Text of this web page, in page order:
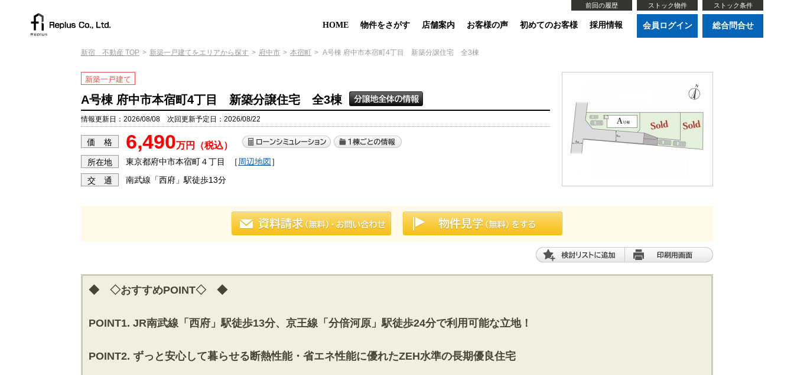
前回の履歴 ストック物件 ストック条件
会員ログイン 総合問合せ
HOME 物件をさがす 店舗案内 お客様の声 初めてのお客様 採用情報
新宿 不動産 TOP 新築一戸建てをエリアから探す 府中市 本宿町 A号棟 府中市本宿町4丁目 新築分譲住宅 全3棟
新築一戸建て
A号棟 府中市本宿町4丁目 新築分譲住宅 全3棟
情報更新日：2026/08/08 次回更新予定日：2026/08/22
価 格 6,490万円（税込）
所在地 東京都府中市本宿町４丁目 ［ 周辺地図］
交 通 南武線「西府」駅徒歩13分
◆ ◇おすすめPOINT◇ ◆
POINT1. JR南武線「西府」駅徒歩13分、京王線「分倍河原」駅徒歩24分で利用可能な立地！
POINT2. ずっと安心して暮らせる断熱性能・省エネ性能に優れたZEH水準の長期優良住宅